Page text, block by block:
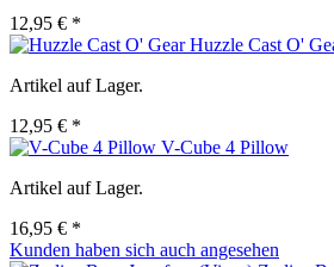
12,95 € *
Huzzle Cast O'
Artikel auf Lager.
12,95 € *
V-Cube 4 Pillow
Artikel auf Lager.
16,95 € *
Kunden haben sich auch angesehen